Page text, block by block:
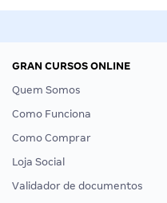
GRAN CURSOS ONLINE
Quem Somos
Como Funciona
Como Comprar
Loja Social
Validador de documentos